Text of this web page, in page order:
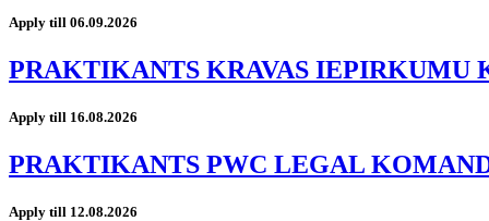
Apply till 06.09.2026
PRAKTIKANTS KRAVAS IEPIRKUMU
Apply till 16.08.2026
PRAKTIKANTS PWC LEGAL
Apply till 12.08.2026